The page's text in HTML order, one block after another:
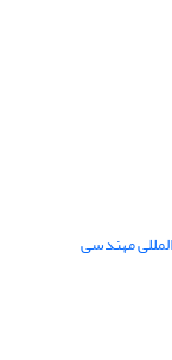
مهندسی